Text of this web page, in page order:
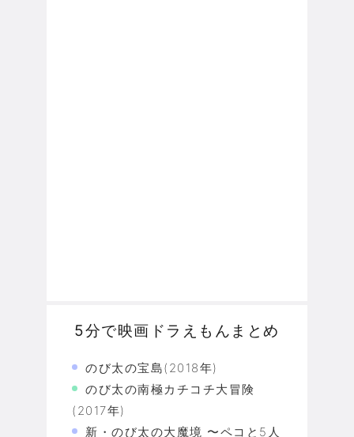
5分で映画ドラえもんまとめ
のび太の宝島(2018年)
のび太の南極カチコチ大冒険
(2017年)
新・のび太の大魔境 〜ペコと5人